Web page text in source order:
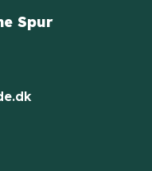
Spur